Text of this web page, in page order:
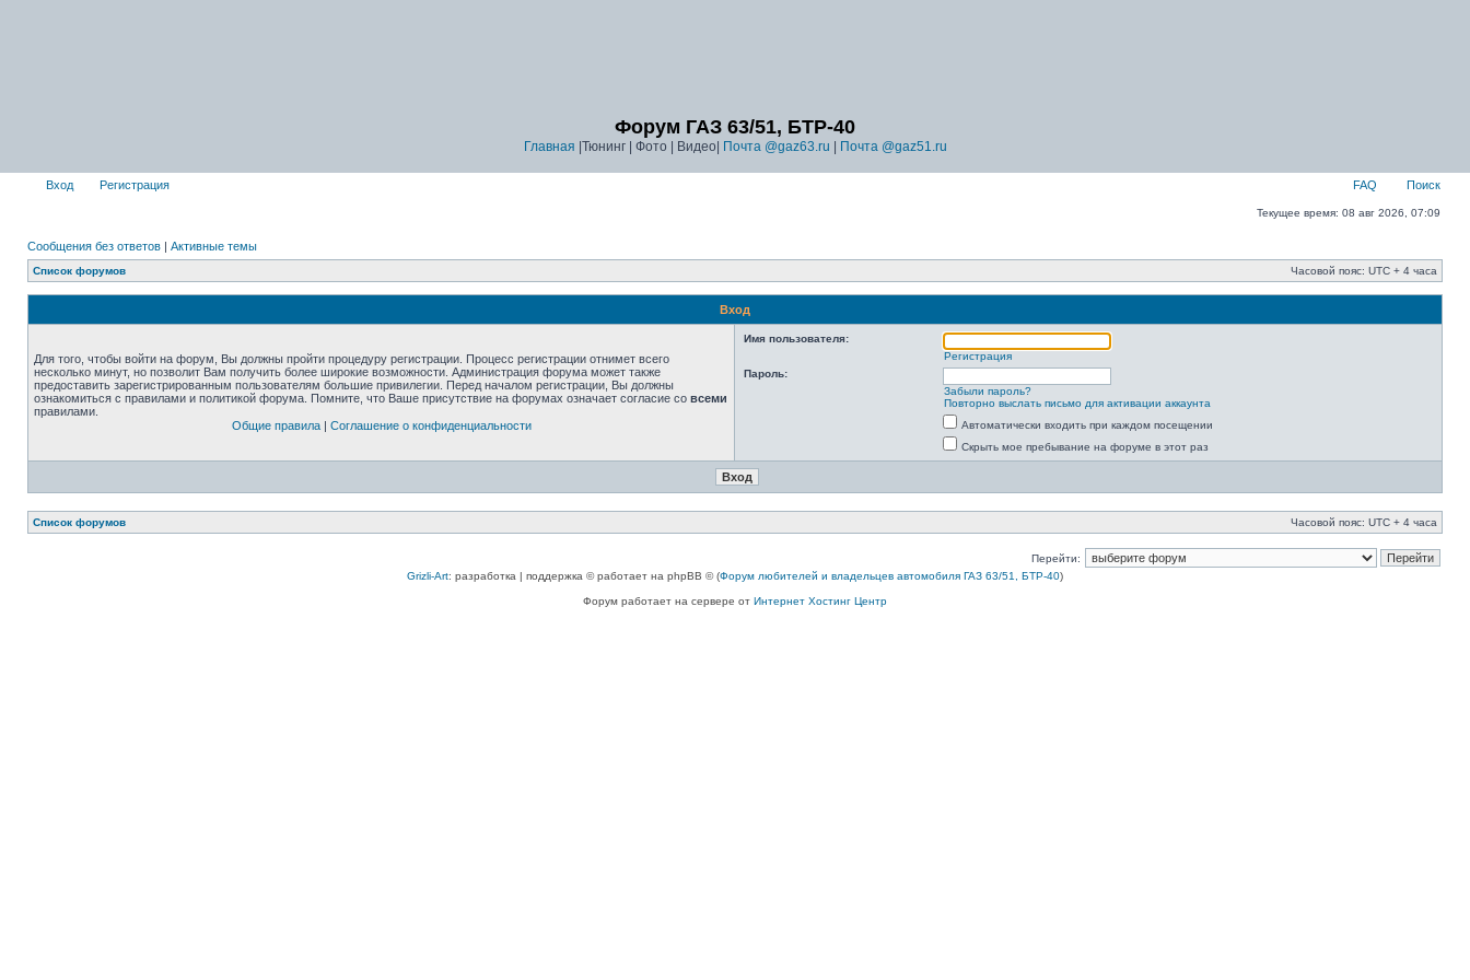
Форум ГАЗ 63/51, БТР-40
Главная |Тюнинг | Фото | Видео| Почта @gaz63.ru Почта @gaz51.ru
Вход Регистрация FAQ Поиск
Текущее время: 08 авг 2026, 07:09
Сообщения без ответов | Активные темы
Список форумов Часовой пояс: UTC + 4 часа
Вход
Для того, чтобы войти на форум, Вы должны пройти процедуру регистрации. Процесс регистрации отнимет всего
несколько минут, но позволит Вам получить более широкие возможности. Администрация форума может также
предоставить зарегистрированным пользователям большие привилегии. Перед началом регистрации, Вы должны
ознакомиться с правилами и политикой форума. Помните, что Ваше присутствие на форумах означает согласие со всеми
правилами.
Общие правила| Соглашение о конфиденциальности
Имя пользователя:
Регистрация
Пароль:
Забыли пароль?
Повторно выслать письмо для активации аккаунта
Автоматически входить при каждом посещении
Скрыть мое пребывание на форуме в этот раз
Список форумов Часовой пояс: UTC + 4 часа
Перейти:
Grizli-Art: разработка | поддержка © работает на phpBB © (Форум любителей и владельцев автомобиля ГАЗ 63/51, БТР-40)
Форум работает на сервере от Интернет Хостинг Центр